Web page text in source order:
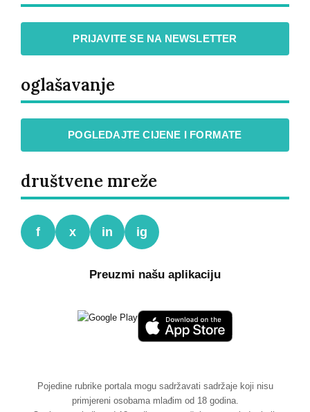
PRIJAVITE SE NA NEWSLETTER
oglašavanje
POGLEDAJTE CIJENE I FORMATE
društvene mreže
f x in ig
Preuzmi našu aplikaciju
Pojedine rubrike portala mogu sadržavati sadržaje koji nisu
primjereni osobama mlađim od 18 godina.